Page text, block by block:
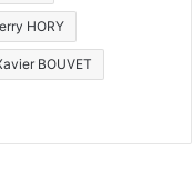
HORY
BOUVET